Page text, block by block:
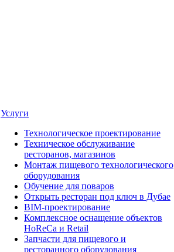
Услуги
Технологическое проектирование
Техническое обслуживание
ресторанов, магазинов
Монтаж пищевого технологического
оборудования
Обучение для поваров
Открыть ресторан под ключ в Дубае
BIM-проектирование
Комплексное оснащение объектов
HoReCa и Retail
Запчасти для пищевого и
ресторанного оборудования